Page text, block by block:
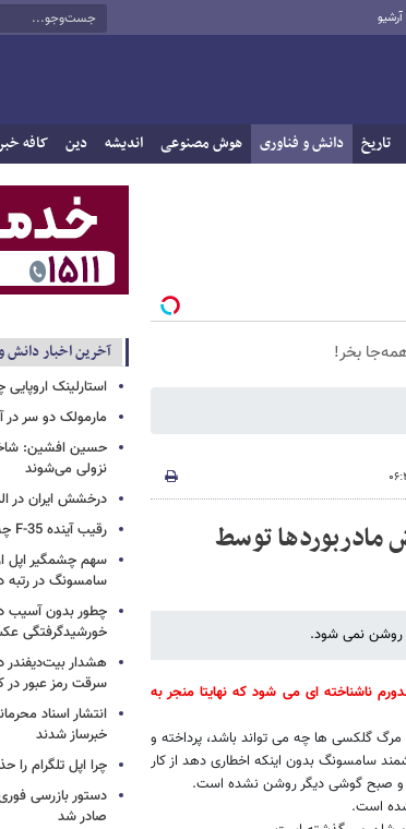
آرشیو
تاریخ دانش و فناوری هوش مصنوعی اندیشه دین کافه
توسط
روشن نمی شود.
ناشناخته ای می شود که نهایتا منجر به
سوال که علت مرگ گلکسی ها چه می تواند باشد، پرداخته و
سامسونگ بدون اینکه اخطاری دهد از کار
و صبح گوشی دیگر روشن نشده است.
است.
آخرین اخبار دانش
استارلینک
مارمولک دو سر در
حسین افشین:
نزولی می‌شوند
درخشش ایران در
رقیب آینده F-35 چه مشخصاتی دارد؟
سهم چشمگیر اپل
سامسونگ در رتبه
چطور بدون آسیب
خورشیدگرفتگی
هشدار بیت‌دیفندر
سرقت رمز عبور
انتشار اسناد
خبرساز شدند
چرا اپل تلگرام را
صادر شد